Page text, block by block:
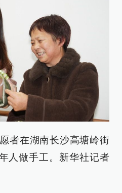
者在湖南长沙高塘岭街
人做手工。新华社记者